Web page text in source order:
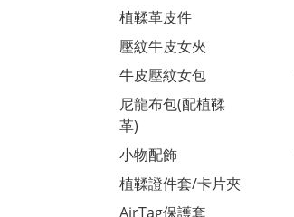
植鞣革皮件
壓紋牛皮女夾
牛皮壓紋女包
尼龍布包(配植鞣
革)
小物配飾
植鞣證件套/卡片夾
AirTag保護套